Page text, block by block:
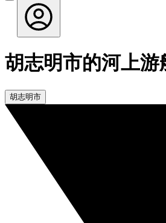
胡志明市的河上游
胡志明市